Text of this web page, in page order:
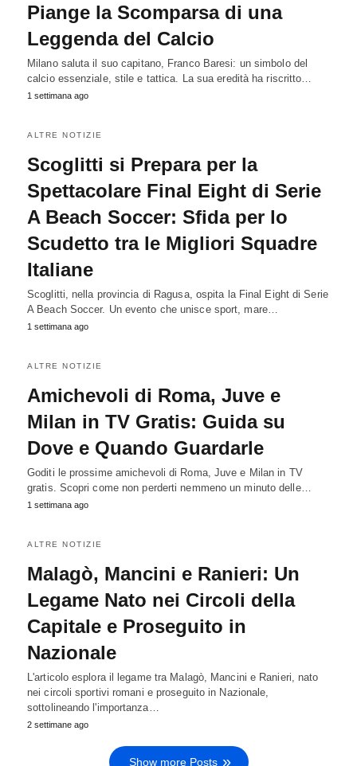
Piange la Scomparsa di una
Leggenda del Calcio
Milano saluta il suo capitano, Franco Baresi: un simbolo del
calcio essenziale, stile e tattica. La sua eredità ha riscritto…
1 settimana ago
ALTRE NOTIZIE
Scoglitti si Prepara per la
Spettacolare Final Eight di Serie
A Beach Soccer: Sfida per lo
Scudetto tra le Migliori Squadre
Italiane
Scoglitti, nella provincia di Ragusa, ospita la Final Eight di Serie
A Beach Soccer. Un evento che unisce sport, mare…
1 settimana ago
ALTRE NOTIZIE
Amichevoli di Roma, Juve e
Milan in TV Gratis: Guida su
Dove e Quando Guardarle
Goditi le prossime amichevoli di Roma, Juve e Milan in TV
gratis. Scopri come non perderti nemmeno un minuto delle…
1 settimana ago
ALTRE NOTIZIE
Malagò, Mancini e Ranieri: Un
Legame Nato nei Circoli della
Capitale e Proseguito in
Nazionale
L'articolo esplora il legame tra Malagò, Mancini e Ranieri, nato
nei circoli sportivi romani e proseguito in Nazionale,
sottolineando l'importanza…
2 settimane ago
Show more Posts